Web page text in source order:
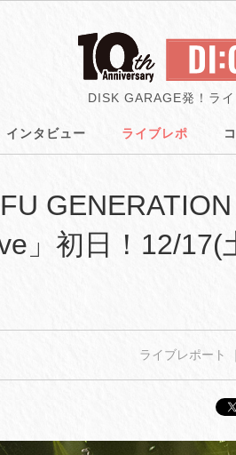
DISK GARAGE発！ラ
インタビュー ライブレポ
」初日！12/
ライブレポート